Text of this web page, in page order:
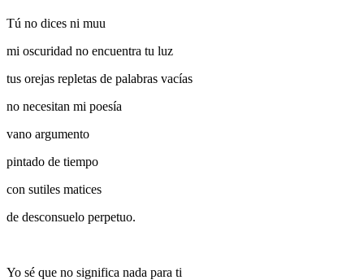
Tú no dices ni muu
mi oscuridad no encuentra tu luz
tus orejas repletas de palabras vacías
no necesitan mi poesía
vano argumento
pintado de tiempo
con sutiles matices
de desconsuelo perpetuo.
Yo sé que no significa nada para ti